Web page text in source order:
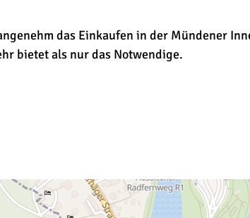
das Einkaufen in der Mündener
bietet als nur das Notwendige.